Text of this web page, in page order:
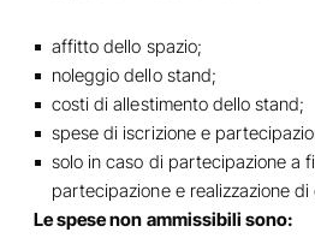
affitto dello spazio;
noleggio dello stand;
costi di allestimento dello stand;
spese di iscrizione e
solo in caso di partecipazione a
partecipazione e realizzazione
Le spese non ammissibili sono: